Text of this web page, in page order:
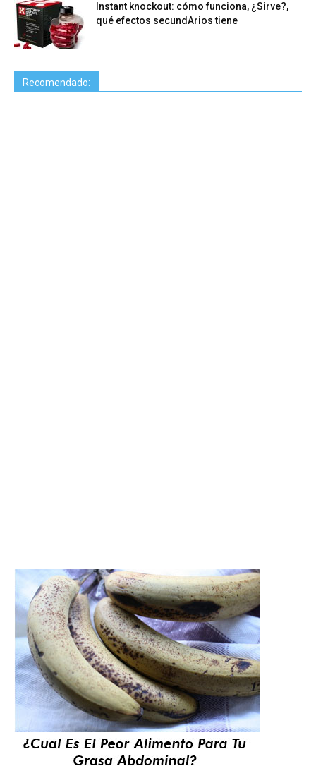
Instant knockout: cómo funciona, ¿Sirve?,
qué efectos secundArios tiene
Recomendado: